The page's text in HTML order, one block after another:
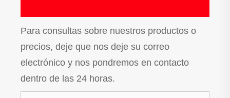
Para consultas sobre nuestros productos o
precios, deje que nos deje su correo
electrónico y nos pondremos en contacto
dentro de las 24 horas.